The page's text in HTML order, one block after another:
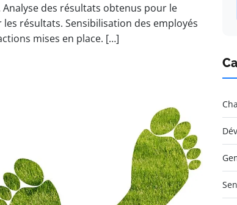
des résultats obtenus pour le
les résultats. Sensibilisation des employés
mises en place. […]